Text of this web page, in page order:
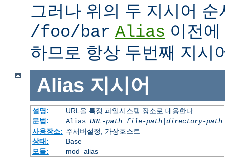
그러나 위의 두 지시어 순
/foo/bar Alias 이전에
하므로 항상 두번째 지시
Alias 지시어
설명:
URL을 특정 파일시스템 장소로 대응한다
문법:
Alias URL-path file-path| directory-path
사용장소: 주서버설정, 가상호스트
상태:
Base
모듈:
mod_alias